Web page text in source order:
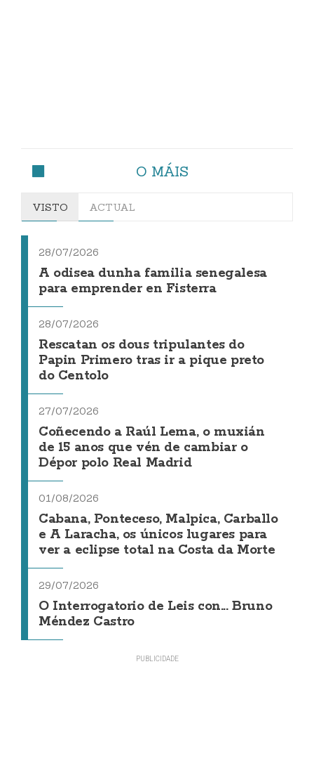
O MÁIS
VISTO ACTUAL
28/07/2026
A odisea dunha familia senegalesa
para emprender en Fisterra
28/07/2026
Rescatan os dous tripulantes do
Papin Primero tras ir a pique preto
do Centolo
27/07/2026
Coñecendo a Raúl Lema, o muxián
de 15 anos que vén de cambiar o
Dépor polo Real Madrid
01/08/2026
Cabana, Ponteceso, Malpica, Carballo
e A Laracha, os únicos lugares para
ver a eclipse total na Costa da Morte
29/07/2026
O Interrogatorio de Leis con... Bruno
Méndez Castro